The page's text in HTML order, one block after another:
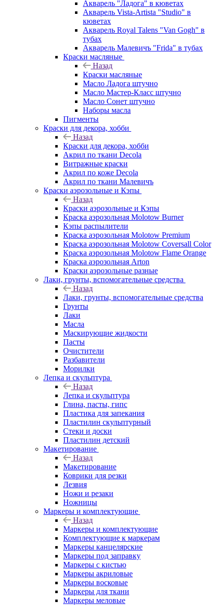
Акварель "Ладога" в кюветах
Акварель Vista-Artista "Studio" в
кюветах
Акварель Royal Talens "Van Gogh" в
тубах
Акварель Малевичъ "Frida" в тубах
Краски масляные
Назад
Краски масляные
Масло Ладога штучно
Масло Мастер-Класс штучно
Масло Сонет штучно
Наборы масла
Пигменты
Краски для декора, хобби
Назад
Краски для декора, хобби
Акрил по ткани Decola
Витражные краски
Акрил по коже Decola
Акрил по ткани Малевичъ
Краски аэрозольные и Кэпы
Назад
Краски аэрозольные и Кэпы
Краска аэрозольная Molotow Burner
Кэпы распылители
Краска аэрозольная Molotow Premium
Краска аэрозольная Molotow Coversall Color
Краска аэрозольная Molotow Flame Orange
Краска аэрозольная Arton
Краски аэрозольные разные
Лаки, грунты, вспомогательные средства
Назад
Лаки, грунты, вспомогательные средства
Грунты
Лаки
Масла
Маскирующие жидкости
Пасты
Очистители
Разбавители
Морилки
Лепка и скульптура
Назад
Лепка и скульптура
Глина, пасты, гипс
Пластика для запекания
Пластилин скульптурный
Стеки и доски
Пластилин детский
Макетирование
Назад
Макетирование
Коврики для резки
Лезвия
Ножи и резаки
Ножницы
Маркеры и комплектующие
Назад
Маркеры и комплектующие
Комплектующие к маркерам
Маркеры канцелярские
Маркеры под заправку
Маркеры с кистью
Маркеры акриловые
Маркеры восковые
Маркеры для ткани
Маркеры меловые